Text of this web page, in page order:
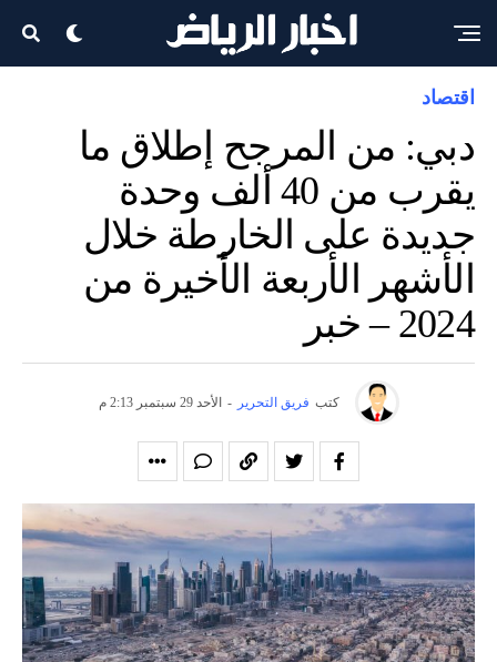
اقتصاد
دبي: من المرجح إطلاق ما
يقرب من 40 ألف وحدة
جديدة على الخارطة خلال
الأشهر الأربعة الأخيرة من
2024 – خبر
كتب فريق التحرير - الأحد 29 سبتمبر 2:13 م